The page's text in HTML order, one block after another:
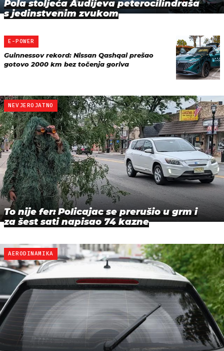
Pola stoljeća Audijeva peterocilindraša
s jedinstvenim zvukom
E-POWER
Guinnessov rekord: Nissan Qashqai prešao
gotovo 2000 km bez točenja goriva
NEVJEROJATNO
To nije fer: Policajac se prerušio u grm i
za šest sati napisao 74 kazne
AERODINAMIKA